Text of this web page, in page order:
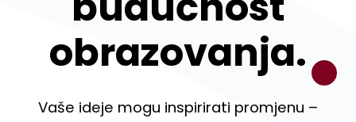
obrazovanja.
Vaše ideje mogu inspirirati promjenu –